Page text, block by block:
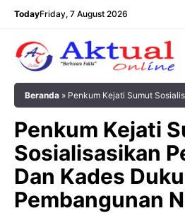
Langsung
TodayFriday, 7 August 2026
Beranda » Penkum Kejati Sumut
Penkum Kejati
Sosialisasikan
Dan Kades
Pembangunan